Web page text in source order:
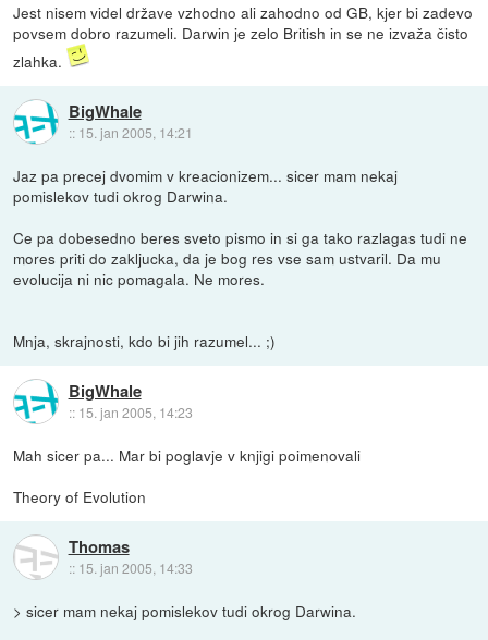
Jest nisem videl države vzhodno ali zahodno od GB, kjer bi zadevo
povsem dobro razumeli. Darwin je zelo British in se ne izvaža čisto
zlahka.
BigWhale
:: 15. jan 2005, 14:21
Jaz pa precej dvomim v kreacionizem... sicer mam nekaj
pomislekov tudi okrog Darwina.
Ce pa dobesedno beres sveto pismo in si ga tako razlagas tudi ne
mores priti do zakljucka, da je bog res vse sam ustvaril. Da mu
evolucija ni nic pomagala. Ne mores.
Mnja, skrajnosti, kdo bi jih razumel... ;)
BigWhale
:: 15. jan 2005, 14:23
Mah sicer pa... Mar bi poglavje v knjigi poimenovali
Theory of Evolution
Thomas
:: 15. jan 2005, 14:33
> sicer mam nekaj pomislekov tudi okrog Darwina.